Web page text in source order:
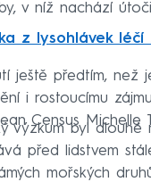
v níž nachází
z lysohlávek
ještě předtím, než
i rostoucímu
Census Michelle
výzkum byl
před lidstvem
mořských